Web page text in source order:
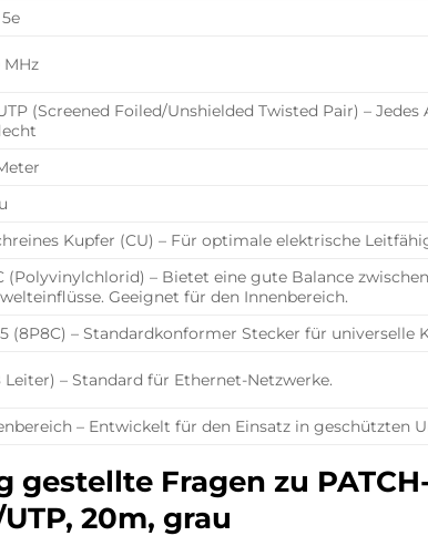
MHz
(Screened Foiled/Unshielded Twisted Pair) –
Kupfer (CU) – Für optimale elektrische
(Polyvinylchlorid) – Bietet eine gute Balance
Geeignet für den Innenbereich.
(8P8C) – Standardkonformer Stecker für
Leiter) – Standard für Ethernet-Netzwerke.
– Entwickelt für den Einsatz in geschützten
gestellte Fragen zu
20m, grau